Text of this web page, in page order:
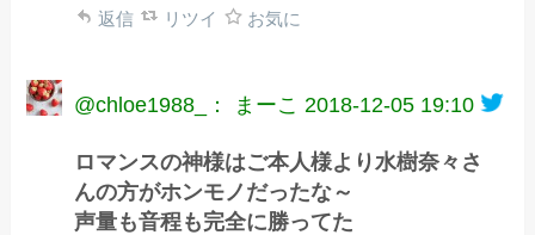
返信 リツイ お気に
@chloe1988_： まーこ 2018-12-05 19:10
ロマンスの神様はご本人様より水樹奈々さ
んの方がホンモノだったな～
声量も音程も完全に勝ってた